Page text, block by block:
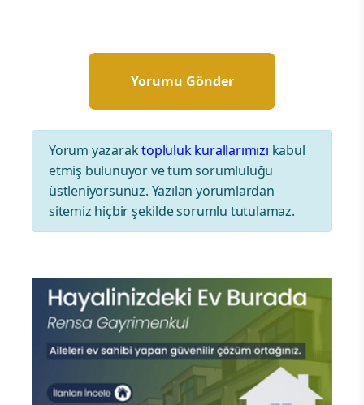
Yorum yazaraktopluluk kurallarımızı kabul
etmiş bulunuyor ve tüm sorumluluğu
üstleniyorsunuz. Yazılan yorumlardan
sitemiz hiçbir şekilde sorumlu tutulamaz.